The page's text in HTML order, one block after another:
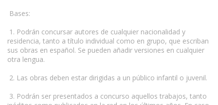
Bases:
1. Podrán concursar autores de cualquier nacionalidad y
residencia, tanto a título individual como en grupo, que escriban
sus obras en español. Se pueden añadir versiones en cualquier
otra lengua.
2. Las obras deben estar dirigidas a un público infantil o juvenil.
3. Podrán ser presentados a concurso aquellos trabajos, tanto